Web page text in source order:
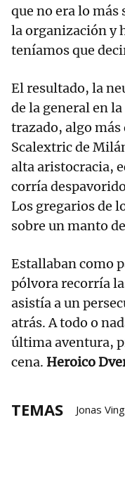
que no era lo más
la organización y
teníamos que
El resultado, la
de la general en
trazado, algo
Scalextric de
alta aristocracia,
corría
Los gregarios de
sobre un manto
Estallaban como
pólvora recorría
asistía a un
atrás. A todo o
última aventura,
cena. Heroico
TEMAS Jonas